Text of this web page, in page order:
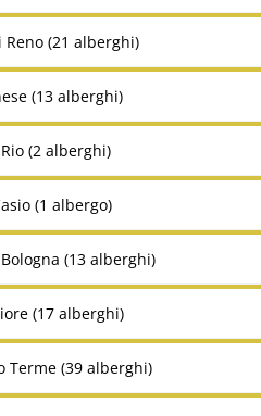
Reno (21 alberghi)
(13 alberghi)
(2 alberghi)
(1 albergo)
(13 alberghi)
(17 alberghi)
Terme (39 alberghi)